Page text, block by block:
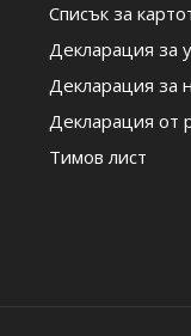
Списък за
Декларация за
Декларация за
Декларация от
Тимов лист